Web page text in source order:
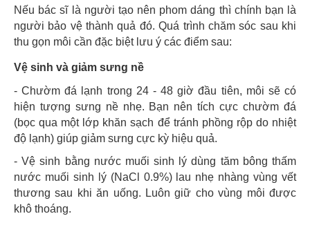
Nếu bác sĩ là người tạo nên phom dáng thì chính bạn là
người bảo vệ thành quả đó. Quá trình chăm sóc sau khi
thu gọn môi cần đặc biệt lưu ý các điểm sau:
Vệ sinh và giảm sưng nề
- Chườm đá lạnh trong 24 - 48 giờ đầu tiên, môi sẽ có
hiện tượng sưng nề nhẹ. Bạn nên tích cực chườm đá
(bọc qua một lớp khăn sạch để tránh phồng rộp do nhiệt
độ lạnh) giúp giảm sưng cực kỳ hiệu quả.
- Vệ sinh bằng nước muối sinh lý dùng tăm bông thấm
nước muối sinh lý (NaCl 0.9%) lau nhẹ nhàng vùng vết
thương sau khi ăn uống. Luôn giữ cho vùng môi được
khô thoáng.